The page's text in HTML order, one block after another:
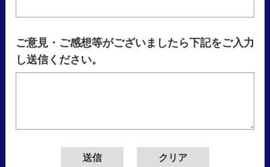
ご意見・ご感想等がございましたら下記をご入力
し送信ください。